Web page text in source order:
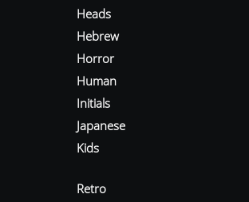
Heads
Hebrew
Horror
Human
Initials
Japanese
Kids
Retro